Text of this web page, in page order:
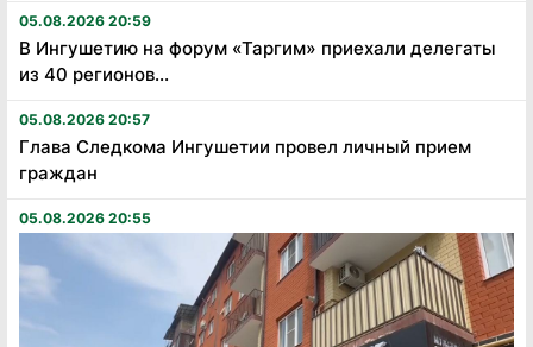
05.08.2026 20:59
В Ингушетию на форум «Таргим» приехали делегаты
из 40 регионов...
05.08.2026 20:57
Глава Следкома Ингушетии провел личный прием
граждан
05.08.2026 20:55